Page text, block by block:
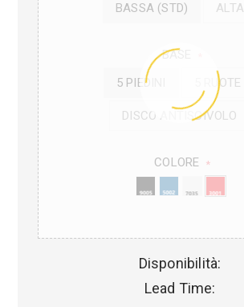
BASSA (STD) ALTA
BASE
5 PIEDINI 5 RUOTE
DISCO ANTISCIVOLO
COLORE *
Disponibilità:
Lead Time: